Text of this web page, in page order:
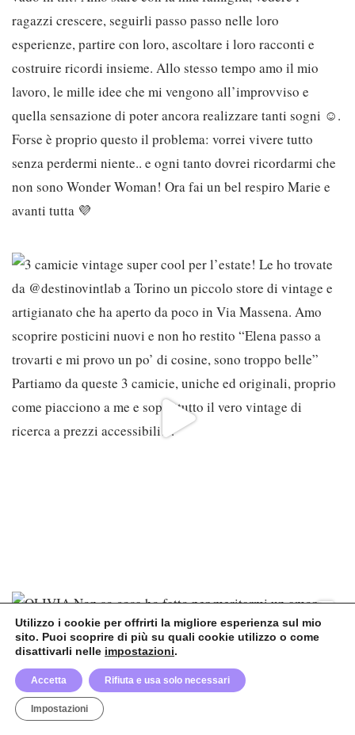
Utilizzo i cookie per offrirti la migliore esperienza sul mio
sito. Puoi scoprire di più su quali cookie utilizzo o come
disattivarli nelle impostazioni.
Accetta Rifiuta e usa solo necessari
Impostazioni